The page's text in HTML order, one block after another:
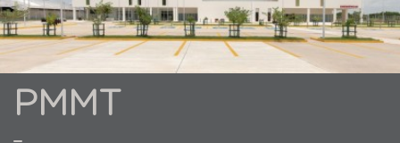
PMMT